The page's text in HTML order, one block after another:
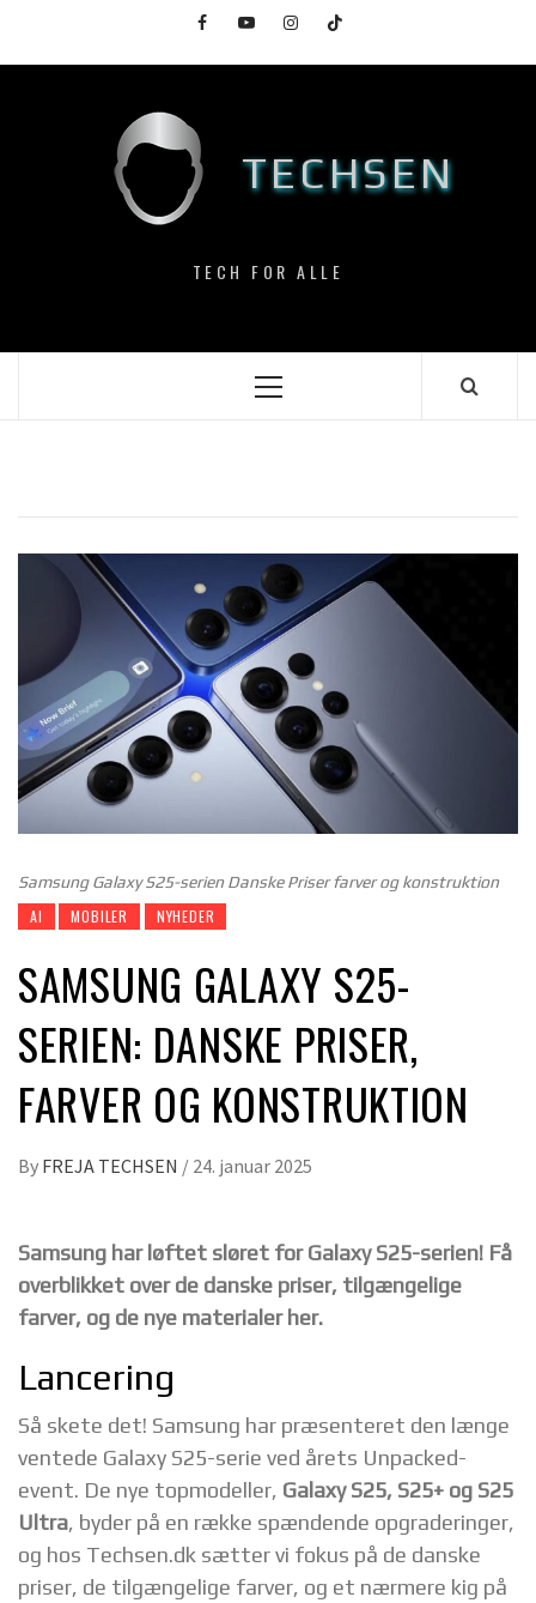
content
FacebookYouTubeInstagramTikTok
TECHSEN
TECH FOR ALLE
Primary
Samsung Galaxy S25-serien Danske Priser farver og konstruktion
AI MOBILER NYHEDER
SAMSUNG GALAXY S25-
SERIEN: DANSKE PRISER,
FARVER OG KONSTRUKTION
By FREJA TECHSEN / 24. januar 2025
Samsung har løftet sløret for Galaxy S25-serien! Få
overblikket over de danske priser, tilgængelige
farver, og de nye materialer her.
Lancering
Så skete det! Samsung har præsenteret den længe
ventede Galaxy S25-serie ved årets Unpacked-
event. De nye topmodeller, Galaxy S25, S25+ og S25
Ultra, byder på en række spændende opgraderinger,
og hos Techsen.dk sætter vi fokus på de danske
priser, de tilgængelige farver, og et nærmere kig på